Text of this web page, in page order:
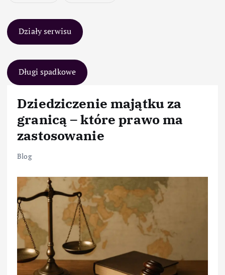
Działy serwisu
Długi spadkowe
Dziedziczenie majątku za
granicą – które prawo ma
zastosowanie
Blog